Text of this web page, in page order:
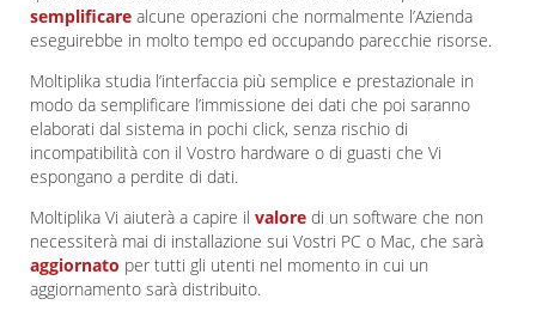
semplificare alcune operazioni che normalmente l’Azienda
eseguirebbe in molto tempo ed occupando parecchie risorse.
Moltiplika studia l’interfaccia più semplice e prestazionale in
modo da semplificare l’immissione dei dati che poi saranno
elaborati dal sistema in pochi click, senza rischio di
incompatibilità con il Vostro hardware o di guasti che Vi
espongano a perdite di dati.
Moltiplika Vi aiuterà a capire il valore di un software che non
necessiterà mai di installazione sui Vostri PC o Mac, che sarà
aggiornato per tutti gli utenti nel momento in cui un
aggiornamento sarà distribuito.